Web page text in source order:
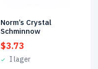
Norm’s Crystal
Schminnow
$3.73
I lager